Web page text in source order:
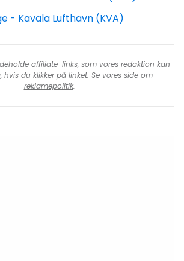
- Kavala Lufthavn (KVA)
affiliate-links, som vores redaktion kan
hvis du klikker på linket. Se vores side om
reklamepolitik.